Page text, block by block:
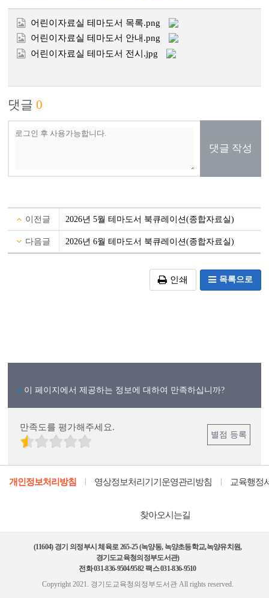
어린이자료실 테마도서 목록.png
어린이자료실 테마도서 안내.png
어린이자료실 테마도서 전시.jpg
댓글0
댓글 작성
이전글 2026년 5월 테마도서 북큐레이션(종합자료실)
다음글 2026년 6월 테마도서 북큐레이션(종합자료실)
인쇄 목록으로
이 페이지에서 제공하는 정보에 대하여 만족하십니까?
만족도를 평가해주세요.
별점 등록
개인정보처리방침 영상정보처리기기운영관리방침 교육행정
찾아오시는길
(11604) 경기 의정부시 체육로 265-25 (녹양동, 녹양초등학교,녹양유치원,
경기도교육청의정부도서관)
전화 031-836-9504/9582 팩스 031-836-9510
Copyright 2021. 경기도교육청의정부도서관 All rights reserved.